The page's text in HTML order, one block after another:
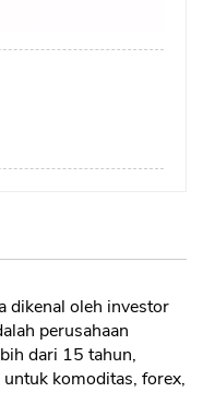
dikenal oleh investor
perusahaan
dari 15 tahun,
komoditas, forex,